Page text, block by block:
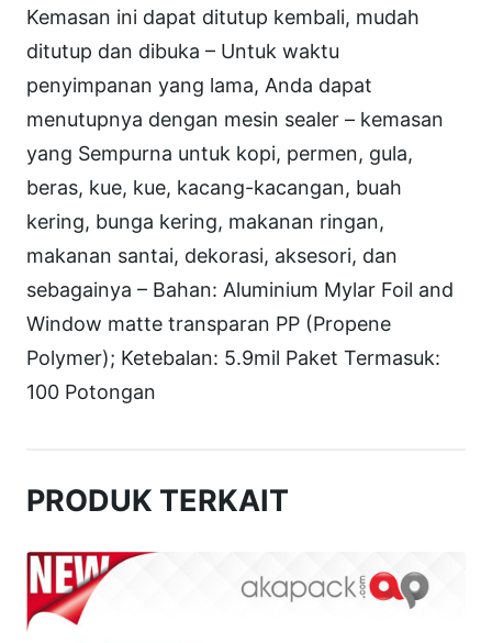
o
r
1
2
×
2
0
Kemasan ini dapat ditutup kembali, mudah
ditutup dan dibuka – Untuk waktu
penyimpanan yang lama, Anda dapat
menutupnya dengan mesin sealer – kemasan
yang Sempurna untuk kopi, permen, gula,
beras, kue, kue, kacang-kacangan, buah
kering, bunga kering, makanan ringan,
makanan santai, dekorasi, aksesori, dan
sebagainya – Bahan: Aluminium Mylar Foil and
Window matte transparan PP (Propene
Polymer); Ketebalan: 5.9mil Paket Termasuk:
100 Potongan
PRODUK TERKAIT